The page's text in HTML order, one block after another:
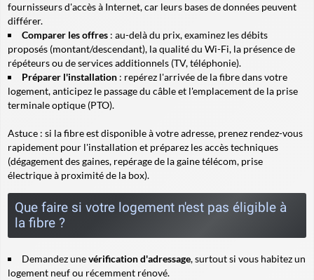
fournisseurs d'accès à Internet, car leurs bases de données peuvent
différer.
Comparer les offres : au-delà du prix, examinez les débits
proposés (montant/descendant), la qualité du Wi-Fi, la présence de
répéteurs ou de services additionnels (TV, téléphonie).
Préparer l'installation : repérez l'arrivée de la fibre dans votre
logement, anticipez le passage du câble et l'emplacement de la prise
terminale optique (PTO).
Astuce : si la fibre est disponible à votre adresse, prenez rendez-vous
rapidement pour l'installation et préparez les accès techniques
(dégagement des gaines, repérage de la gaine télécom, prise
électrique à proximité de la box).
Que faire si votre logement n'est pas éligible à
la fibre ?
Demandez unevérification d'adressage, surtout si vous habitez un
logement neuf ou récemment rénové.